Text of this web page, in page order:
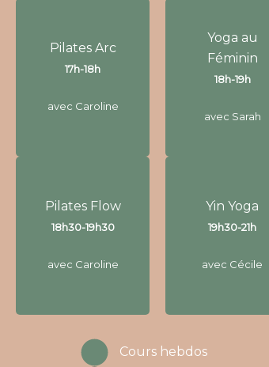
Pilates Arc
17h-18h
avec Caroline
Pilates Flow
18h30-19h30
avec Caroline
Yoga au
Féminin
18h-19h
avec Sarah
Féminin
Yin Yoga
19h30-21h
avec Cécile
19h30-21h
Cours hebdos